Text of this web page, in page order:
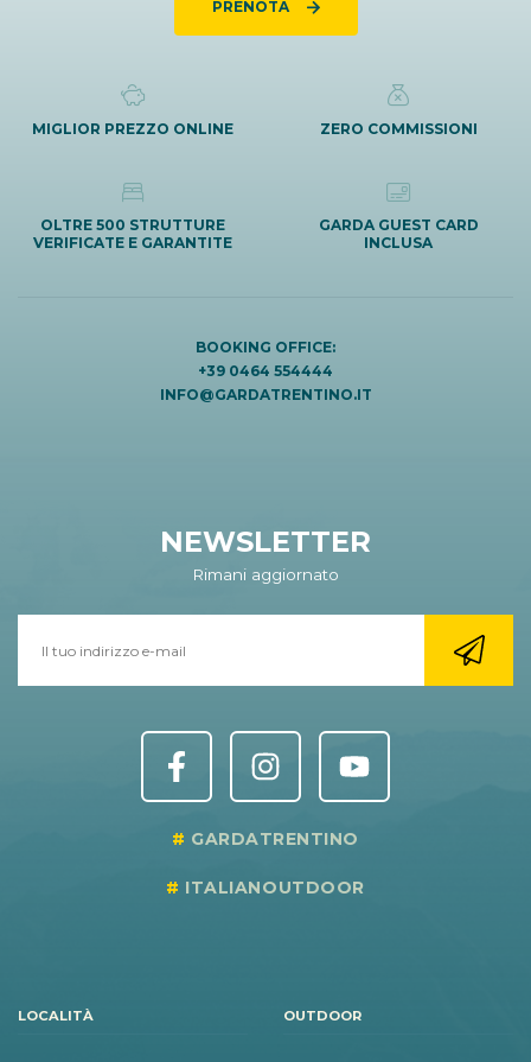
PRENOTA
MIGLIOR PREZZO ONLINE ZERO COMMISSIONI
OLTRE 500 STRUTTURE
VERIFICATE E GARANTITE
GARDA GUEST CARD
INCLUSA
BOOKING OFFICE:
+39 0464 554444
INFO@GARDATRENTINO.IT
NEWSLETTER
Rimani aggiornato
GARDATRENTINO
ITALIANOUTDOOR
LOCALITÀ OUTDOOR